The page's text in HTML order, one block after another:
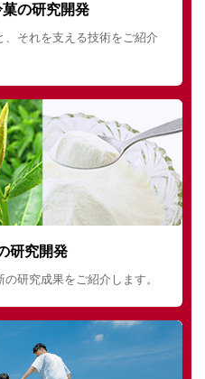
の研究開発
それを支える技術をご紹介
研究開発
研究成果をご紹介します。